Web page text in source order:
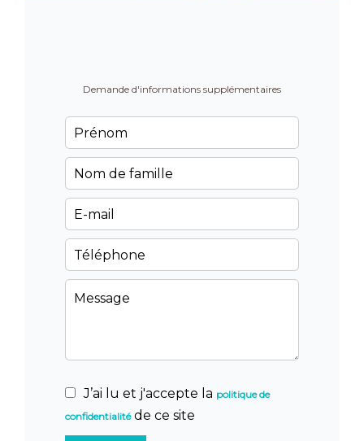
Demande d'informations supplémentaires
J’ai lu et j'accepte la politique de
confidentialitéde ce site